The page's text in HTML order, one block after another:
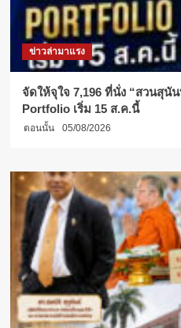
ศึกษา
ข่าวล่ามาแรง
จัดให้จุใจ 7,196 ที่นั่ง “สวนสุนั
Portfolio เริ่ม 15 ส.ค.นี้
ตอนนั้น 05/08/2026